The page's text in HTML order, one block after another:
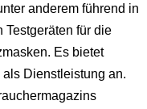
anderem führend in
für die
Es bietet
Dienstleistung an.